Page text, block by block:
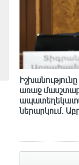
առաջ
ներարկում․